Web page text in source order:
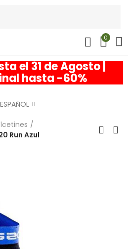
0
el 31 de Agosto |
hasta -60%
ESPAÑOL
Run Azul